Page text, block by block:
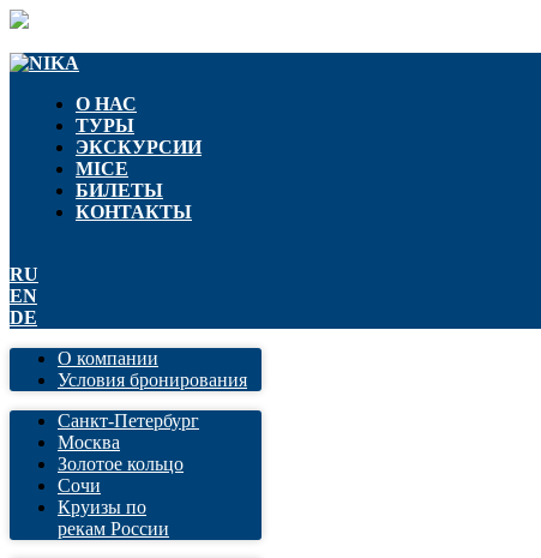
О НАС
ТУРЫ
ЭКСКУРСИИ
MICE
БИЛЕТЫ
КОНТАКТЫ
RU
EN
DE
О компании
Условия бронирования
Санкт-Петербург
Москва
Золотое кольцо
Сочи
Круизы по
рекам России